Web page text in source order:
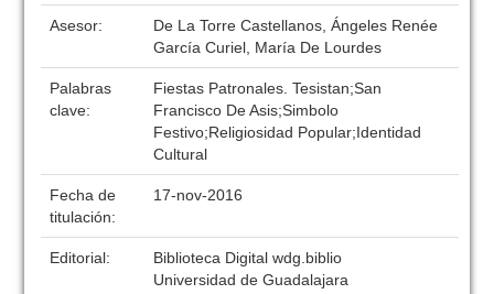
Asesor:
De La Torre Castellanos, Ángeles Renée
García Curiel, María De Lourdes
Palabras
clave:
Fiestas Patronales. Tesistan;San
Francisco De Asis;Simbolo
Festivo;Religiosidad Popular;Identidad
Cultural
Fecha de
titulación:
17-nov-2016
Editorial:
Biblioteca Digital wdg.biblio
Universidad de Guadalajara